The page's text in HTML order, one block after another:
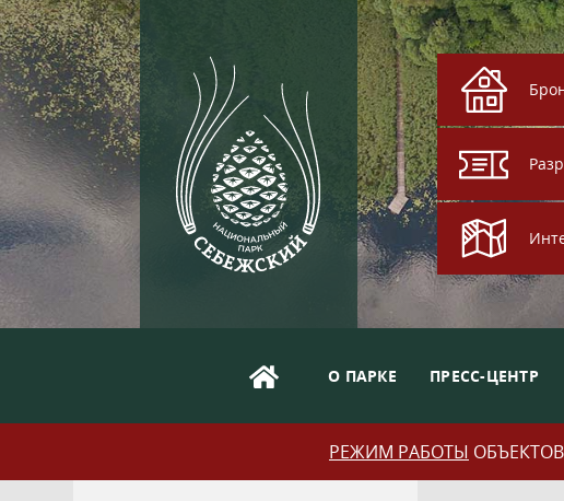
О ПАРКЕ ПРЕСС-ЦЕНТР
РЕЖИМ РАБОТЫ